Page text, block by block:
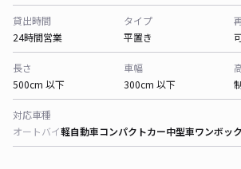
貸出時間
24時間営業
タイプ
平置き
長さ
500cm 以下
車幅
300cm 以下
対応車種
オートバイ軽自動車コンパクトカー中型車ワンボッ